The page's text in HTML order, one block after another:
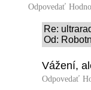
Odpovedať
Re:
Od:
Vážení,
Odpovedať